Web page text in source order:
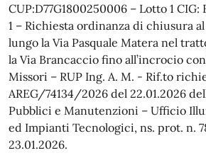
CUP:D77G1800250006 – Lotto 1 CIG:
1 – Richiesta ordinanza di chiusura
lungo la Via Pasquale Matera nel
la Via Brancaccio fino all’incrocio
Missori – RUP Ing. A. M. - Rif.to
AREG/74134/2026 del 22.01.2026
Pubblici e Manutenzioni – Ufficio
ed Impianti Tecnologici, ns. prot. n.
23.01.2026.